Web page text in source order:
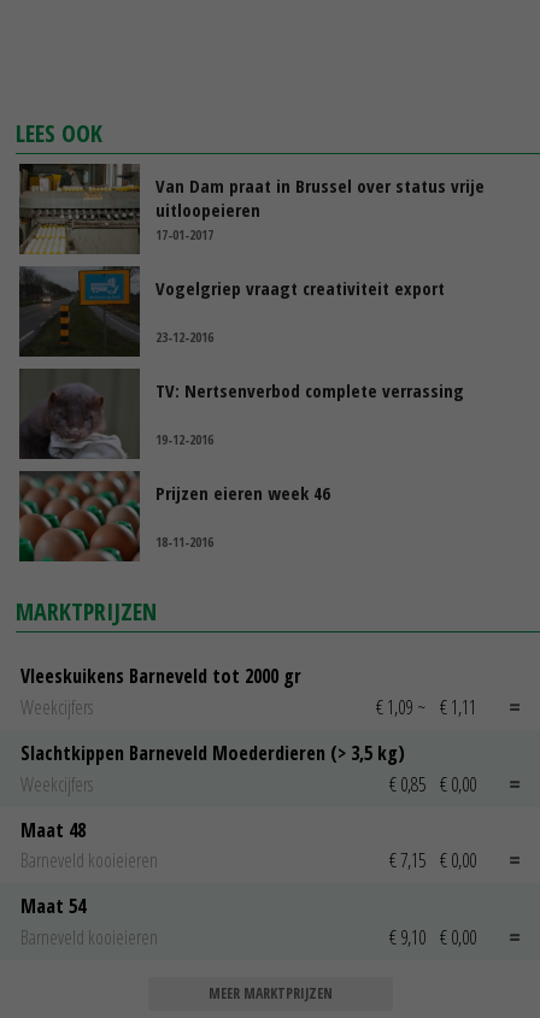
LEES OOK
Van Dam praat in Brussel over status vrije
uitloopeieren
17-01-2017
Vogelgriep vraagt creativiteit export
23-12-2016
TV: Nertsenverbod complete verrassing
19-12-2016
Prijzen eieren week 46
18-11-2016
MARKTPRIJZEN
Vleeskuikens Barneveld tot 2000 gr
Weekcijfers
€ 1,09 ~ € 1,11
Slachtkippen Barneveld Moederdieren (> 3,5 kg)
Weekcijfers
€ 0,85 € 0,00
Maat 48
Barneveld kooieieren
€ 7,15 € 0,00
Maat 54
Barneveld kooieieren
€ 9,10 € 0,00
MEER MARKTPRIJZEN